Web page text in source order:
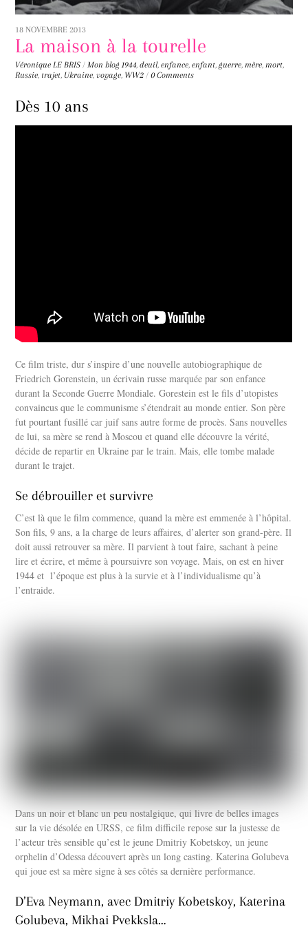
18 NOVEMBRE 2013
La maison à la tourelle
Véronique LE BRIS / Mon blog 1944,deuil,enfance,enfant,guerre, mère, mort,
Russie, trajet, Ukraine,voyage, WW2 / 0 Comments
Dès 10 ans
Ce film triste, dur s’inspire d’une nouvelle autobiographique de
Friedrich Gorenstein, un écrivain russe marquée par son enfance
durant la Seconde Guerre Mondiale. Gorestein est le fils d’utopistes
convaincus que le communisme s’étendrait au monde entier. Son père
fut pourtant fusillé car juif sans autre forme de procès. Sans nouvelles
de lui, sa mère se rend à Moscou et quand elle découvre la vérité,
décide de repartir en Ukraine par le train. Mais, elle tombe malade
durant le trajet.
Se débrouiller et survivre
C’est là que le film commence, quand la mère est emmenée à l’hôpital.
Son fils, 9 ans, a la charge de leurs affaires, d’alerter son grand-père. Il
doit aussi retrouver sa mère. Il parvient à tout faire, sachant à peine
lire et écrire, et même à poursuivre son voyage. Mais, on est en hiver
1944 et l’époque est plus à la survie et à l’individualisme qu’à
l’entraide.
Dans un noir et blanc un peu nostalgique, qui livre de belles images
sur la vie désolée en URSS, ce film difficile repose sur la justesse de
l’acteur très sensible qu’est le jeune Dmitriy Kobetskoy, un jeune
orphelin d’Odessa découvert après un long casting. Katerina Golubeva
qui joue est sa mère signe à ses côtés sa dernière performance.
D’Eva Neymann, avec Dmitriy Kobetskoy, Katerina
Golubeva, Mikhai Pvekksla…